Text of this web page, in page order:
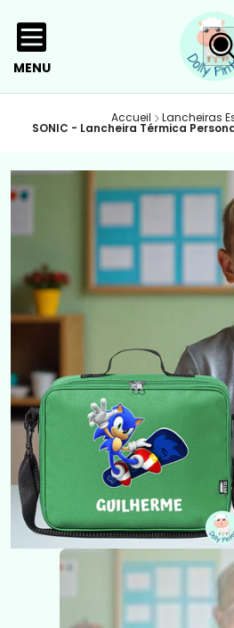
MENU
Accueil Lancheiras
SONIC - Lancheira Térmica